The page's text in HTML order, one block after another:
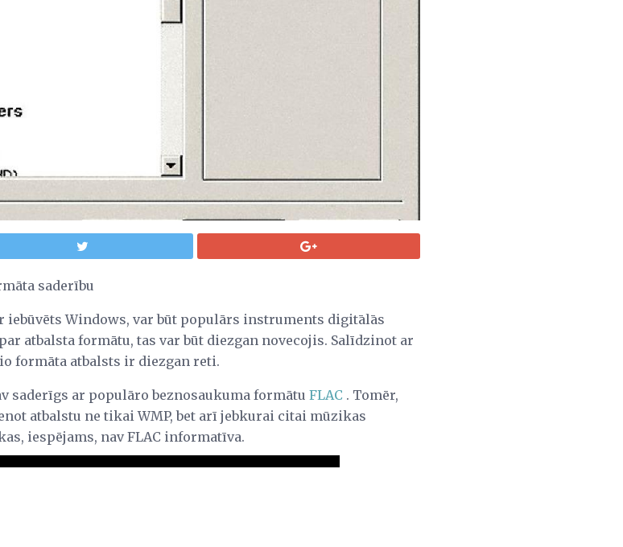
saderību
Windows, var būt populārs instruments digitālās
atbalsta formātu, tas var būt diezgan novecojis. Salīdzinot ar
formāta atbalsts ir diezgan reti.
saderīgs ar populāro beznosaukuma formātu FLAC . Tomēr,
atbalstu ne tikai WMP, bet arī jebkurai citai mūzikas
iespējams, nav FLAC informatīva.